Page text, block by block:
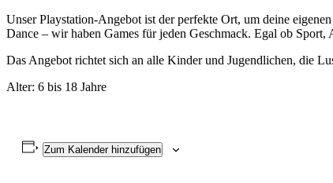
Unser Playstation-Angebot ist der perfekte Ort, um deine
Dance – wir haben Games für jeden Geschmack. Egal ob
Das Angebot richtet sich an alle Kinder und Jugendlichen, die
Alter: 6 bis 18 Jahre
Zum Kalender hinzufügen